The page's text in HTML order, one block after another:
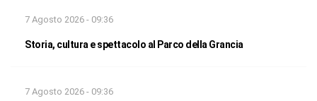
7 Agosto 2026 - 09:36
Storia, cultura e spettacolo al Parco della Grancia
7 Agosto 2026 - 09:36